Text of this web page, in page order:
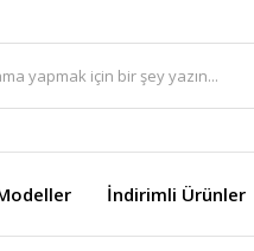
İndirimli Ürünler